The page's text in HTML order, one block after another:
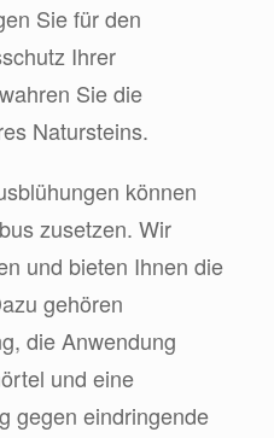
Sie für den
Ihrer
Sie die
Natursteins.
können
zusetzen. Wir
und bieten Ihnen die
gehören
die Anwendung
und eine
gegen eindringende